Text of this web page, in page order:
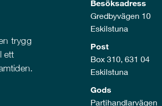
trygg
ett
Besöksadress
Gredbyvägen 10
Eskilstuna
Post
Box 310, 631 04
Eskilstuna
Gods
Partihandlarvägen